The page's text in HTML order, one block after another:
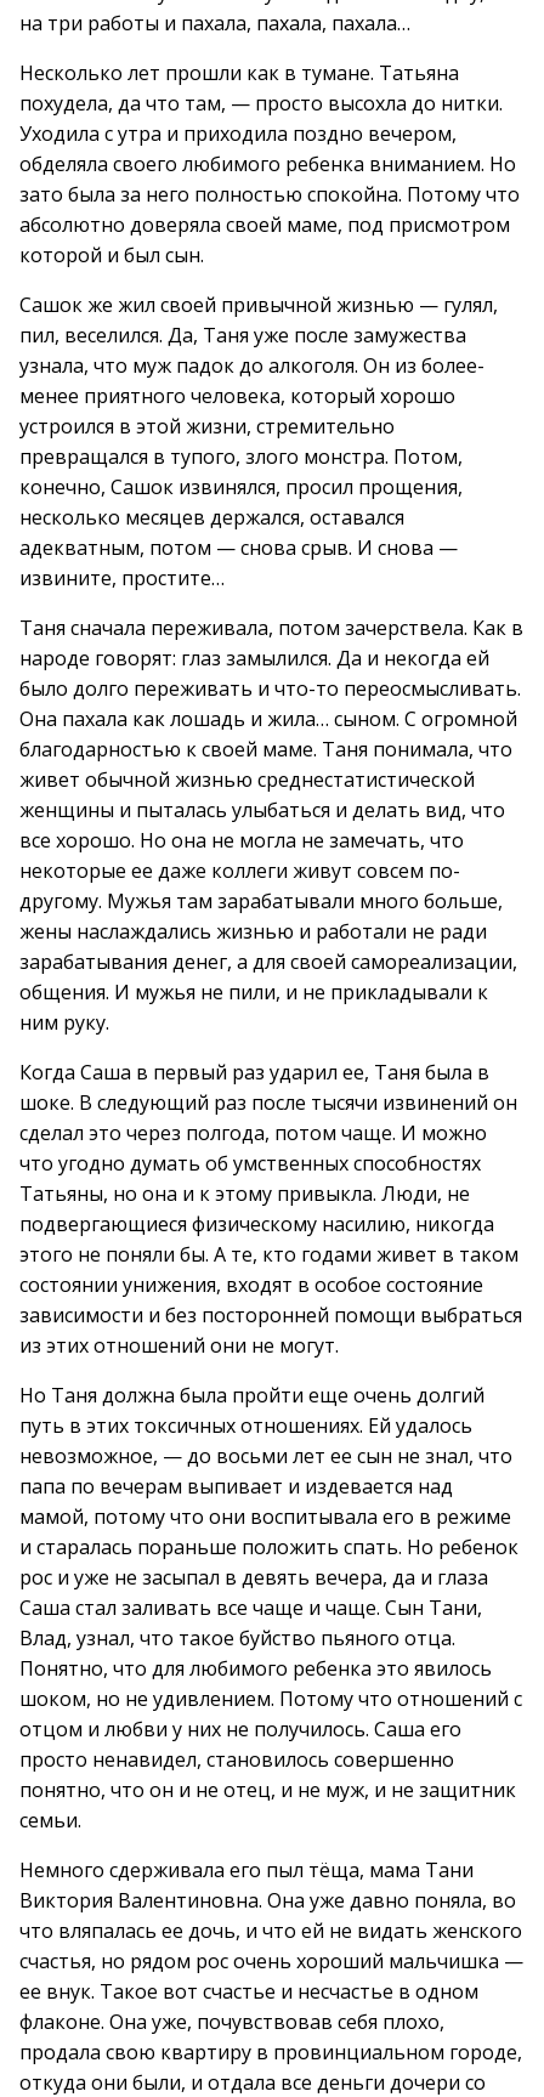
на три работы и пахала, пахала, пахала…
Несколько лет прошли как в тумане. Татьяна
похудела, да что там, — просто высохла до нитки.
Уходила с утра и приходила поздно вечером,
обделяла своего любимого ребенка вниманием. Но
зато была за него полностью спокойна. Потому что
абсолютно доверяла своей маме, под присмотром
которой и был сын.
Сашок же жил своей привычной жизнью — гулял,
пил, веселился. Да, Таня уже после замужества
узнала, что муж падок до алкоголя. Он из более-
менее приятного человека, который хорошо
устроился в этой жизни, стремительно
превращался в тупого, злого монстра. Потом,
конечно, Сашок извинялся, просил прощения,
несколько месяцев держался, оставался
адекватным, потом — снова срыв. И снова —
извините, простите…
Таня сначала переживала, потом зачерствела. Как в
народе говорят: глаз замылился. Да и некогда ей
было долго переживать и что-то переосмысливать.
Она пахала как лошадь и жила… сыном. С огромной
благодарностью к своей маме. Таня понимала, что
живет обычной жизнью среднестатистической
женщины и пыталась улыбаться и делать вид, что
все хорошо. Но она не могла не замечать, что
некоторые ее даже коллеги живут совсем по-
другому. Мужья там зарабатывали много больше,
жены наслаждались жизнью и работали не ради
зарабатывания денег, а для своей самореализации,
общения. И мужья не пили, и не прикладывали к
ним руку.
Когда Саша в первый раз ударил ее, Таня была в
шоке. В следующий раз после тысячи извинений он
сделал это через полгода, потом чаще. И можно
что угодно думать об умственных способностях
Татьяны, но она и к этому привыкла. Люди, не
подвергающиеся физическому насилию, никогда
этого не поняли бы. А те, кто годами живет в таком
состоянии унижения, входят в особое состояние
зависимости и без посторонней помощи выбраться
из этих отношений они не могут.
Но Таня должна была пройти еще очень долгий
путь в этих токсичных отношениях. Ей удалось
невозможное, — до восьми лет ее сын не знал, что
папа по вечерам выпивает и издевается над
мамой, потому что они воспитывала его в режиме
и старалась пораньше положить спать. Но ребенок
рос и уже не засыпал в девять вечера, да и глаза
Саша стал заливать все чаще и чаще. Сын Тани,
Влад, узнал, что такое буйство пьяного отца.
Понятно, что для любимого ребенка это явилось
шоком, но не удивлением. Потому что отношений с
отцом и любви у них не получилось. Саша его
просто ненавидел, становилось совершенно
понятно, что он и не отец, и не муж, и не защитник
семьи.
Немного сдерживала его пыл тёща, мама Тани
Виктория Валентиновна. Она уже давно поняла, во
что вляпалась ее дочь, и что ей не видать женского
счастья, но рядом рос очень хороший мальчишка —
ее внук. Такое вот счастье и несчастье в одном
флаконе. Она уже, почувствовав себя плохо,
продала свою квартиру в провинциальном городе,
откуда они были, и отдала все деньги дочери со